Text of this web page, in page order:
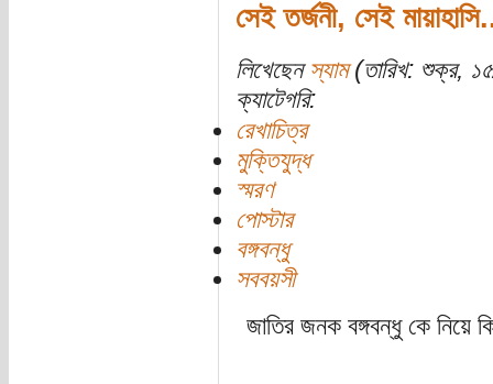
সেই তর্জনী, সেই
লিখেছেন স্যাম(তারিখ: শুক্র,
ক্যাটেগরি:
রেখাচিত্র
মুক্তিযুদ্ধ
স্মরণ
পোস্টার
বঙ্গবন্ধু
সববয়সী
জাতির জনক বঙ্গবন্ধু কে নিয়ে